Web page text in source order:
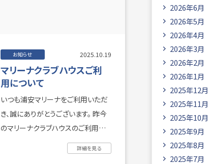
お知らせ 2025.10.19
マリーナクラブハウスご利
用について
いつも浦安マリーナをご利用いただ
き、誠にありがとうございます。 昨今
のマリーナクラブハウスのご利用に
関しまして、マナーが悪化していると
詳細を見る
2026年6月
2026年5月
2026年4月
2026年3月
2026年2月
2026年1月
2025年12月
2025年11月
2025年10月
2025年9月
2025年8月
2025年7月